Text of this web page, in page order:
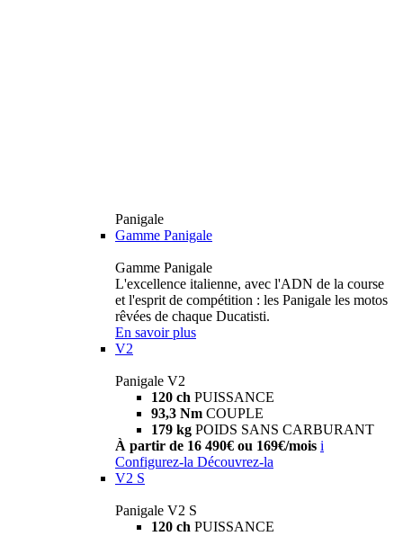
Panigale
Gamme Panigale
Gamme Panigale
L'excellence italienne, avec l'ADN de la course
et l'esprit de compétition : les Panigale les motos
rêvées de chaque Ducatisti.
En savoir plus
V2
Panigale V2
120 ch PUISSANCE
93,3 Nm COUPLE
179 kg POIDS SANS CARBURANT
À partir de 16 490€ ou 169€/mois i
Configurez-la Découvrez-la
V2 S
Panigale V2 S
120 ch PUISSANCE